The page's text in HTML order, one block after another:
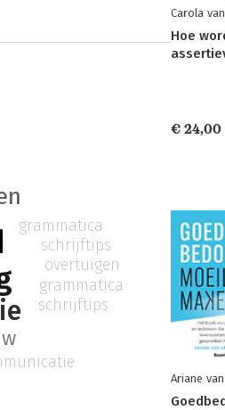
grammatica
schrijftips
overtuigen
grammatica
schrijftips
Carola
Hoe
€ 24,00
Ariane